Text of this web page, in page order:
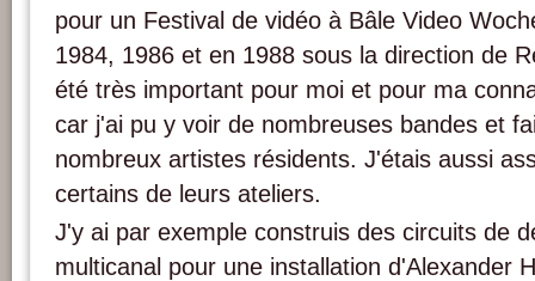
pour un Festival de vidéo à Bâle Video
1984, 1986 et en 1988 sous la direction de
été très important pour moi et pour ma
car j'ai pu y voir de nombreuses bandes et
nombreux artistes résidents. J'étais aussi
certains de leurs ateliers.
J'y ai par exemple construis des circuits de
multicanal pour une installation d'Alexander